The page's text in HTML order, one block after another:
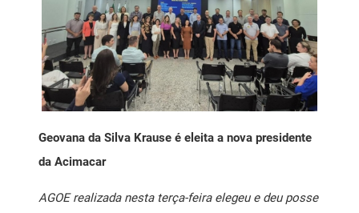
Geovana da Silva Krause é eleita a nova presidente
da Acimacar
AGOE realizada nesta terça-feira elegeu e deu posse
Mensagem Motivacional
Ponto de Atendimento ao Empreendedor SEBRAE
Saúde Livre Vacinas
Saúde Ocupacional